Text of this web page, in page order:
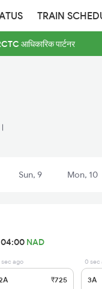
TRAIN
आधिकारिक पार्टनर
Sun, 9 Mon, 10
04:00 NAD
sec ago
₹725
0 sec
3A